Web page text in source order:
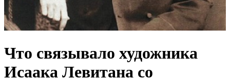
Что связывало художника
Исаака Левитана со